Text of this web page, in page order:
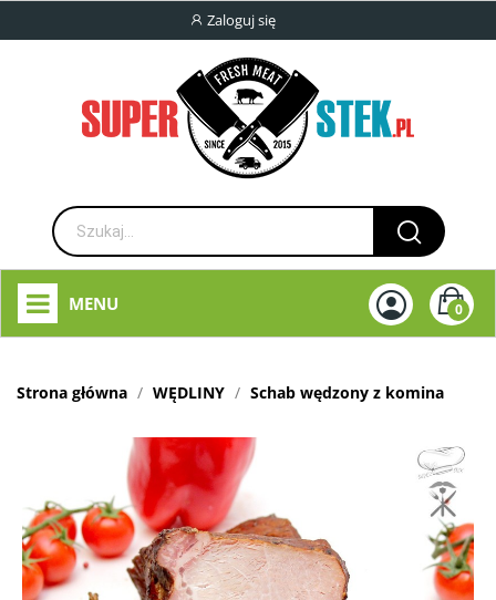
Zaloguj się
0
MENU
Strona główna WĘDLINY Schab wędzony z komina